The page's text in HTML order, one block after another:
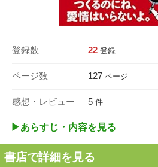
登録数 22 登録
ページ数 127 ページ
感想・レビュー 5 件
▶︎あらすじ・内容を見る
書店で詳細を見る